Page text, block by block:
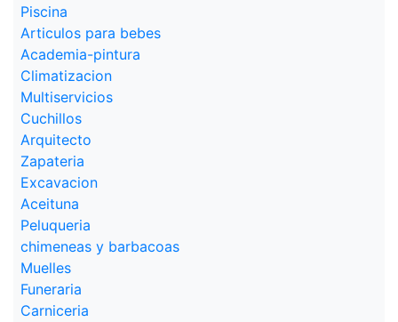
Piscina
Articulos para bebes
Academia-pintura
Climatizacion
Multiservicios
Cuchillos
Arquitecto
Zapateria
Excavacion
Aceituna
Peluqueria
chimeneas y barbacoas
Muelles
Funeraria
Carniceria